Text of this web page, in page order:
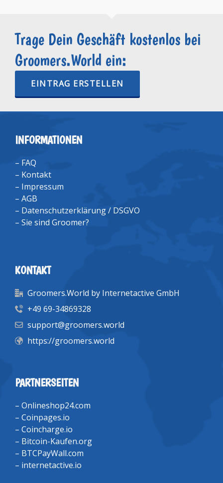
Trage Dein Geschäft kostenlos bei
Groomers.World ein:
EINTRAG ERSTELLEN
INFORMATIONEN
– FAQ
– Kontakt
– Impressum
– AGB
– Datenschutzerklärung / DSGVO
– Sie sind Groomer?
KONTAKT
Groomers.World by Internetactive GmbH
+49 69-34869328
support@groomers.world
https://groomers.world
PARTNERSEITEN
– Onlineshop24.com
– Coinpages.io
– Coincharge.io
– Bitcoin-Kaufen.org
– BTCPayWall.com
– internetactive.io